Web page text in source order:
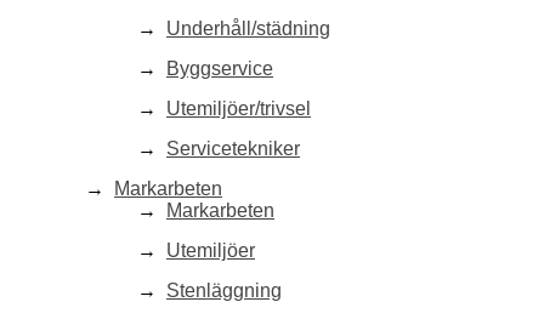
Underhåll/städning
Byggservice
Utemiljöer/trivsel
Servicetekniker
Markarbeten
Markarbeten
Utemiljöer
Stenläggning